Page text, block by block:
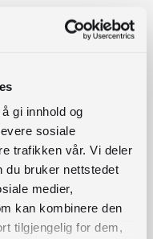
gi innhold og
sosiale
trafikken vår. Vi deler
du bruker nettstedet
medier,
kan kombinere den
tilgjengelig for dem,
var et
brukt mye tid på
fungere mest
på plass må vi
videreutvikles slik
en kampanje for å